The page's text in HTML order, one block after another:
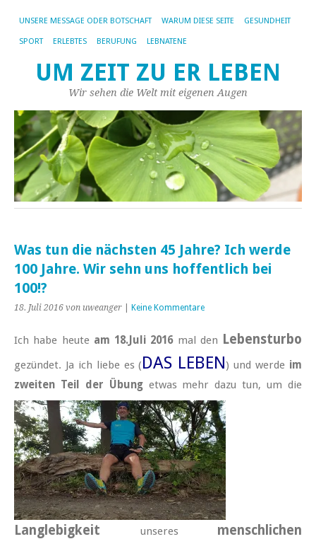
UNSERE MESSAGE ODER BOTSCHAFT WARUM DIESE SEITE GESUNDHEIT
SPORT ERLEBTES BERUFUNG LEBNATENE
UM ZEIT ZU ER LEBEN
Wir sehen die Welt mit eigenen Augen
Was tun die nächsten 45 Jahre? Ich werde
100 Jahre. Wir sehn uns hoffentlich bei
100!?
18. Juli 2016 von uweanger Keine Kommentare
Ich habe heute am 18.Juli 2016mal den Lebensturbo
gezündet. Ja ich liebe es (DAS LEBEN) und werde im
zweiten Teil der Übung etwas mehr dazu tun, um die
Langlebigkeit unseres menschlichen